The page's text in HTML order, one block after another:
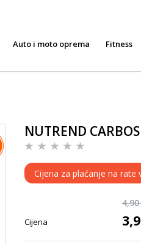
Auto i moto oprema Fitness
NUTREND
Cijena za plaćanje na rate
Cijena